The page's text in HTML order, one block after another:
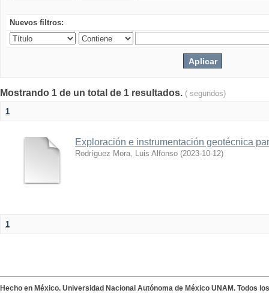
Nuevos filtros:
Mostrando 1 de un total de 1 resultados. ( segundos)
1
Exploración e instrumentación geotécnica
Rodríguez Mora, Luis Alfonso (2023-10-12)
1
Hecho en México. Universidad Nacional Autónoma de México UNAM. Todos